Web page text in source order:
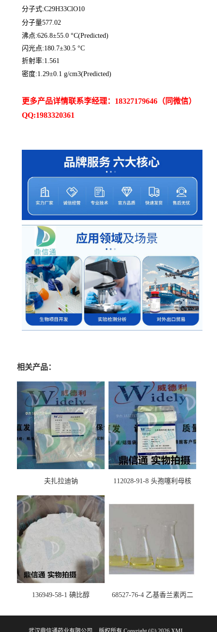
分子式:C29H33ClO10
分子量577.02
沸点:626.8±55.0 °C(Predicted)
闪光点:180.7±30.5 °C
折射率:1.561
密度:1.29±0.1 g/cm3(Predicted)
更多产品详情联系李经理：18327179646（同微信）
QQ:1983320361
相关产品：
夫扎拉迪钠
112028-91-8 头孢噻利母核
136949-58-1 碘比醇
68527-76-4 乙基香兰素丙二